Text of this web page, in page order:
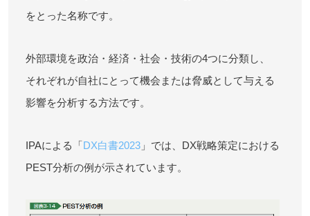
をとった名称です。
外部環境を政治・経済・社会・技術の4つに分類し、
それぞれが自社にとって機会または脅威として与える
影響を分析する方法です。
IPAによる「DX白書2023 」では、DX戦略策定における
PEST分析の例が示されています。